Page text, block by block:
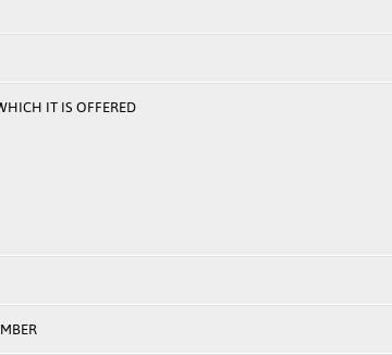
IT IS OFFERED